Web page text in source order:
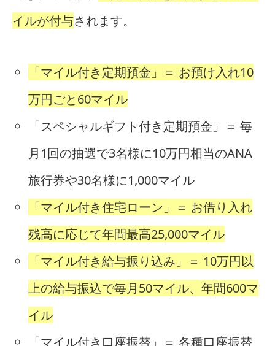
イルが付与されます。
「マイル付き定期預金」＝ お預け入れ10
万円ごと60マイル
「スペシャルギフト付き定期預金」＝ 毎
月1回の抽選で3名様に10万円相当のANA
旅行券や30名様に1,000マイル
「マイル付き住宅ローン」＝ お借り入れ
残高に応じて年間最高25,000マイル
「マイル付き給与振り込み」＝ 10万円以
上の給与振込で毎月50マイル、年間600マ
イル
「マイル付き口座振替」＝ 各種口座振替